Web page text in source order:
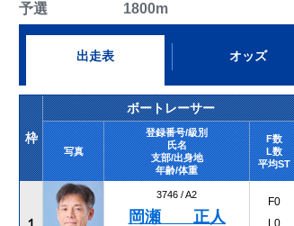
予選 1800m
出走表 オッズ
枠
ボートレーサー
写真
登録番号/級別
氏名
支部/出身地
年齢/体重
F数
L数
平均ST
3746 /A2
岡瀬 正人
F0
L0